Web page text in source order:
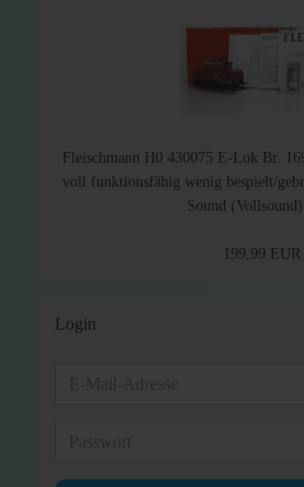
Fleischmann H0 430075 E-Lok Br.
voll funktionsfähig wenig bespielt/
Sound
199,99 EUR
Login